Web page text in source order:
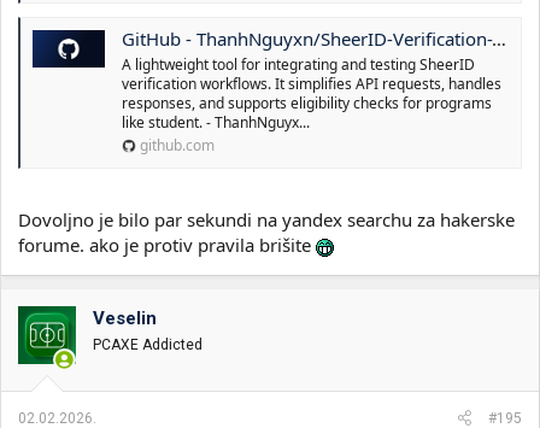
GitHub - ThanhNguyxn/SheerID-Verification-Tool: A lightweight tool for integrating and testing SheerID verification workflows. It simplifies API requests, handles responses, and supports eligibility checks for programs like student.
A lightweight tool for integrating and testing SheerID
verification workflows. It simplifies API requests, handles
responses, and supports eligibility checks for programs
like student. - ThanhNguyx...
github.com
Dovoljno je bilo par sekundi na yandex searchu za hakerske
forume. ako je protiv pravila brišite
Veselin
PCAXE Addicted
02.02.2026. #195